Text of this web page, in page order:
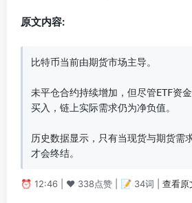
原文内容:
比特币当前由期货市场主导。
未平仓合约持续增加，但尽管ETF资
买入，链上实际需求仍为净负值。
历史数据显示，只有当现货与期货需
才会终结。
⏰ 12:46 | ❤️ 338点赞 | 📝 34词 | 查看